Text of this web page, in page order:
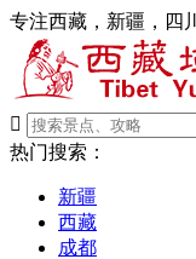
专注西藏，新疆，四

热门搜索：
新疆
西藏
成都